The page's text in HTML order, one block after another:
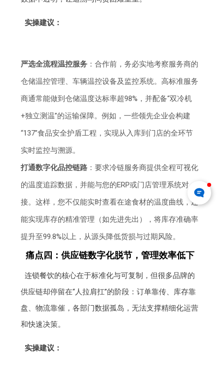
实操建议：
严选全流程温控服务 ：合作前，务必实地考察服务商的
仓储温控管理、车辆温控设备及监控系统。高标准服务
商通常能做到仓储温度达标率超98%，并配备“双冷机
+独立测温”的运输保障。例如，一些领先企业会构建
“137”食品安全护盾工程，实现从入库到门店的全环节
实时监控与溯源。
打通数字化品控链路 ：要求冷链服务商提供全程可视化
的温度追踪数据，并能与您的ERP或门店管理系统对
接。这样，您不仅能实时查看在途食材的温度曲线，还
能实现库存的精准管理（如先进先出），将库存准确率
提升至99.8%以上，从源头降低货损与过期风险。
痛点四：供应链数字化脱节，管理效率低下
连锁餐饮的核心在于标准化与可复制，但很多品牌的
供应链却停留在“人拉肩扛”的阶段：订单靠传、库存靠
盘、物流靠催，各部门数据孤岛，无法支撑精细化运营
和快速决策。
实操建议：